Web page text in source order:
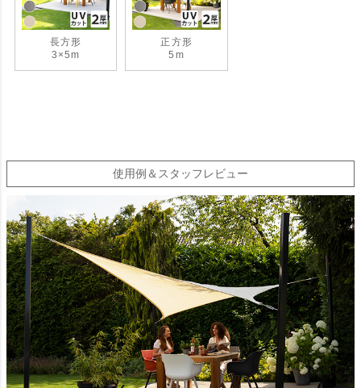
長方形
3×5m
正方形
5m
使用例＆スタッフレビュー